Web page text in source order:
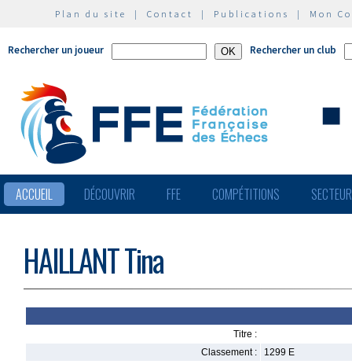
Plan du site | Contact | Publications | Mon
Rechercher un joueur Rechercher un club
ACCUEIL DÉCOUVRIR FFE COMPÉTITIONS
HAILLANT Tina
Titre :
Classement :
1299 E